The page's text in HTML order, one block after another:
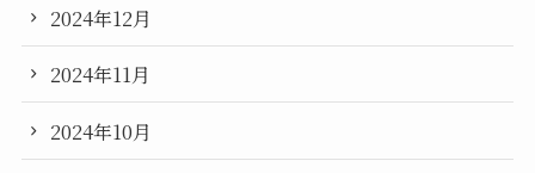
2024年12月
2024年11月
2024年10月